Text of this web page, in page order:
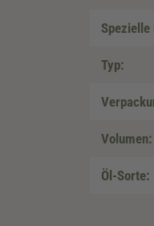
Typ:
Volumen:
Öl-Sorte: